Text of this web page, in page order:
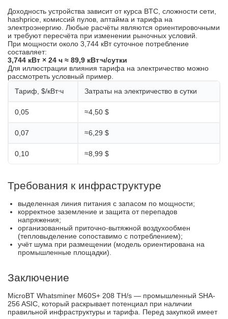
Доходность устройства зависит от курса BTC, сложности сети,
hashprice, комиссий пулов, аптайма и тарифа на
электроэнергию. Любые расчёты являются ориентировочными
и требуют пересчёта при изменении рыночных условий.
При мощности около 3,744 кВт суточное потребление
составляет:
3,744 кВт × 24 ч ≈ 89,9 кВт⋅ч/сутки
Для иллюстрации влияния тарифа на электричество можно
рассмотреть условный пример.
Тариф, $/кВт⋅ч
Затраты на электричество в сутки
0,05 ≈4,50 $
0,07 ≈6,29 $
0,10 ≈8,99 $
Требования к инфраструктуре
выделенная линия питания с запасом по мощности;
корректное заземление и защита от перепадов
напряжения;
организованный приточно-вытяжной воздухообмен
(тепловыделение сопоставимо с потреблением);
учёт шума при размещении (модель ориентирована на
промышленные площадки).
Заключение
MicroBT Whatsminer M60S+ 208 TH/s — промышленный SHA-
256 ASIC, который раскрывает потенциал при наличии
правильной инфраструктуры и тарифа. Перед закупкой имеет